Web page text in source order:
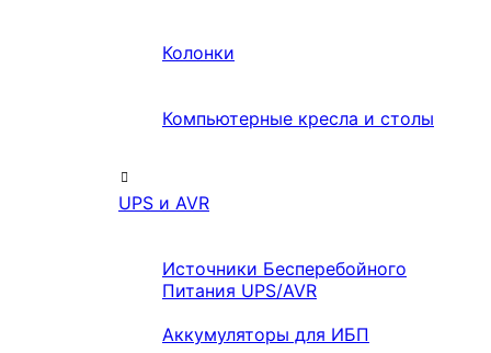
Колонки
Компьютерные кресла и столы
UPS и AVR
Источники Бесперебойного
Питания UPS/AVR
Аккумуляторы для ИБП